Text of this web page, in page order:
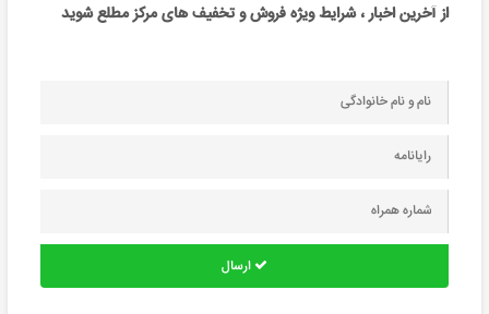
از آخرین اخبار ، شرایط ویژه فروش و تخفیف های مرکز مطلع شوید
ارسال